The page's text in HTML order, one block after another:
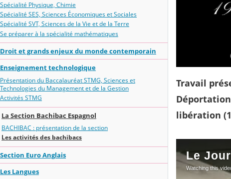
Spécialité Physique, Chimie
Spécialité SES, Sciences Économiques et Sociales
Spécialité SVT, Sciences de la Vie et de la Terre
Se préparer à la spécialité mathématiques
Droit et grands enjeux du monde contemporain
Enseignement technologique
Présentation du Baccalauréat STMG, Sciences et
Technologies du Management et de la Gestion
Activités STMG
La Section Bachibac Espagnol
BACHIBAC : présentation de la section
Les activités des bachibacs
Section Euro Anglais
Les Langues
Travail
libération